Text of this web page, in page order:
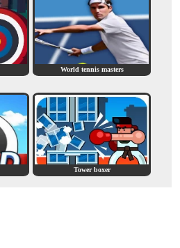
World tennis masters
Tower boxer